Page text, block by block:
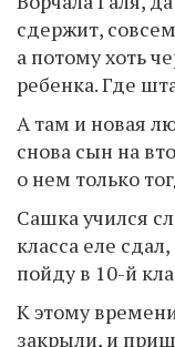
сдержит,
а потому хоть
ребенка. Где
А там и новая
снова сын на
о нем только
Сашка учился
класса еле
пойду в 10-й
К этому
закрыли, и